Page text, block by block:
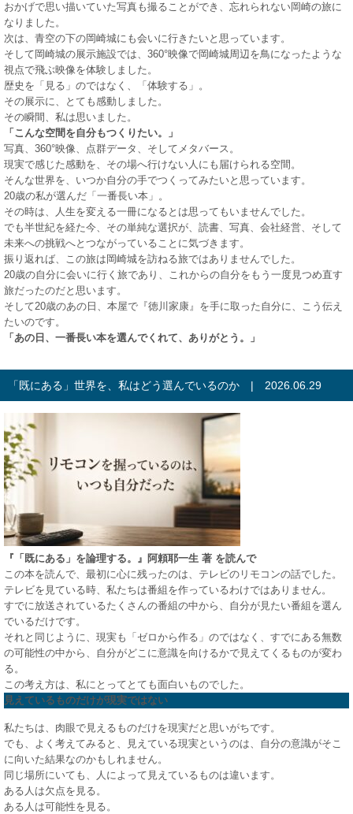
おかげで思い描いていた写真も撮ることができ、忘れられない岡崎の旅に
なりました。
次は、青空の下の岡崎城にも会いに行きたいと思っています。
そして岡崎城の展示施設では、360°映像で岡崎城周辺を鳥になったような
視点で飛ぶ映像を体験しました。
歴史を「見る」のではなく、「体験する」。
その展示に、とても感動しました。
その瞬間、私は思いました。
「こんな空間を自分もつくりたい。」
写真、360°映像、点群データ、そしてメタバース。
現実で感じた感動を、その場へ行けない人にも届けられる空間。
そんな世界を、いつか自分の手でつくってみたいと思っています。
20歳の私が選んだ「一番長い本」。
その時は、人生を変える一冊になるとは思ってもいませんでした。
でも半世紀を経た今、その単純な選択が、読書、写真、会社経営、そして
未来への挑戦へとつながっていることに気づきます。
振り返れば、この旅は岡崎城を訪ねる旅ではありませんでした。
20歳の自分に会いに行く旅であり、これからの自分をもう一度見つめ直す
旅だったのだと思います。
そして20歳のあの日、本屋で『徳川家康』を手に取った自分に、こう伝え
たいのです。
「あの日、一番長い本を選んでくれて、ありがとう。」
「既にある」世界を、私はどう選んでいるのか | 2026.06.29
『「既にある」を論理する。』阿頼耶一生 著 を読んで
この本を読んで、最初に心に残ったのは、テレビのリモコンの話でした。
テレビを見ている時、私たちは番組を作っているわけではありません。
すでに放送されているたくさんの番組の中から、自分が見たい番組を選ん
でいるだけです。
それと同じように、現実も「ゼロから作る」のではなく、すでにある無数
の可能性の中から、自分がどこに意識を向けるかで見えてくるものが変わ
る。
この考え方は、私にとってとても面白いものでした。
見えているものだけが現実ではない
私たちは、肉眼で見えるものだけを現実だと思いがちです。
でも、よく考えてみると、見えている現実というのは、自分の意識がそこ
に向いた結果なのかもしれません。
同じ場所にいても、人によって見えているものは違います。
ある人は欠点を見る。
ある人は可能性を見る。